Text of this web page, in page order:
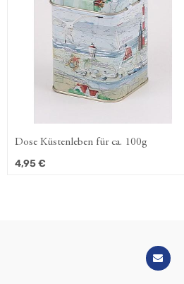
Dose Küstenleben für ca. 100g
4,95€